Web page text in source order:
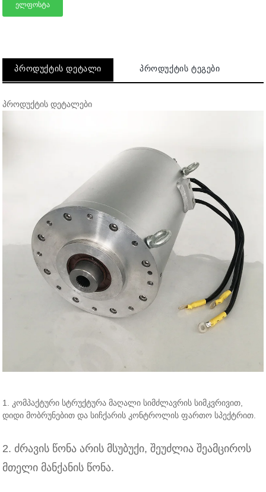
ᲔᲚᲤᲝᲡᲢᲐ
ᲞᲠᲝᲓᲣᲥᲢᲘᲡ ᲓᲔᲢᲐᲚᲘ ᲞᲠᲝᲓᲣᲥᲢᲘᲡ ᲢᲔᲒᲔᲑᲘ
პროდუქტის დეტალები
1. კომპაქტური სტრუქტურა მაღალი სიმძლავრის სიმკვრივით,
დიდი მობრუნებით და სიჩქარის კონტროლის ფართო სპექტრით.
2. ძრავის წონა არის მსუბუქი, შეუძლია შეამციროს
მთელი მანქანის წონა.